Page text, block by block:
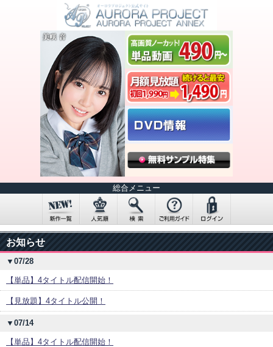
総合メニュー
お知らせ
▼07/28
【単品】4タイトル配信開始！
【見放題】4タイトル公開！
▼07/14
【単品】4タイトル配信開始！